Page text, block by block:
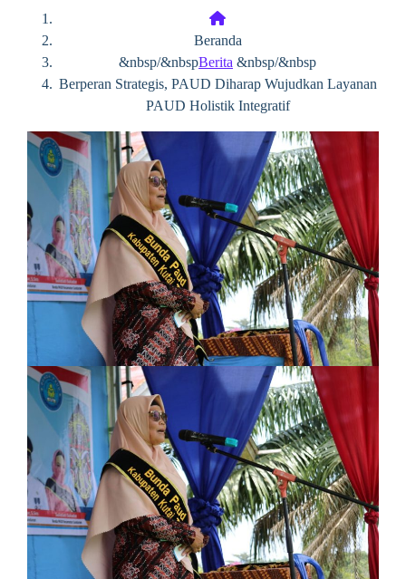
Beranda
&nbsp/&nbspBerita &nbsp/&nbsp
Berperan Strategis, PAUD Diharap Wujudkan Layanan
PAUD Holistik Integratif